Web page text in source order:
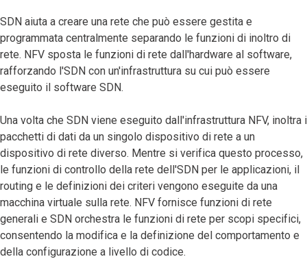
SDN aiuta a creare una rete che può essere gestita e
programmata centralmente separando le funzioni di inoltro di
rete. NFV sposta le funzioni di rete dall'hardware al software,
rafforzando l'SDN con un'infrastruttura su cui può essere
eseguito il software SDN.
Una volta che SDN viene eseguito dall'infrastruttura NFV, inoltra i
pacchetti di dati da un singolo dispositivo di rete a un
dispositivo di rete diverso. Mentre si verifica questo processo,
le funzioni di controllo della rete dell'SDN per le applicazioni, il
routing e le definizioni dei criteri vengono eseguite da una
macchina virtuale sulla rete. NFV fornisce funzioni di rete
generali e SDN orchestra le funzioni di rete per scopi specifici,
consentendo la modifica e la definizione del comportamento e
della configurazione a livello di codice.